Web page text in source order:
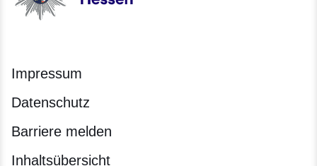
Polizei - Polizei.hessen.de
Impressum
Datenschutz
Barriere melden
Inhaltsübersicht